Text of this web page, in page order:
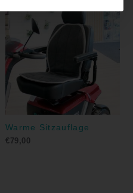
Warme Sitzauflage
€ 79,00